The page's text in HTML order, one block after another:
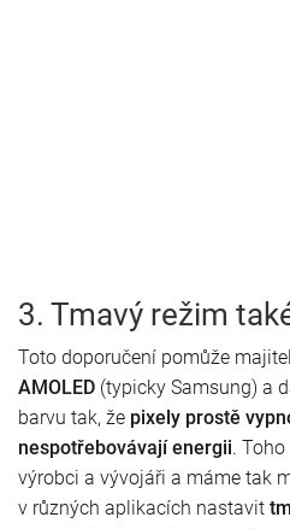
3. Tmavý režim
Toto doporučení pomůže
AMOLED (typicky Samsung) a
barvu tak, že pixely prostě
nespotřebovávají energii.
výrobci a vývojáři a máme tak
v různých aplikacích nastavit